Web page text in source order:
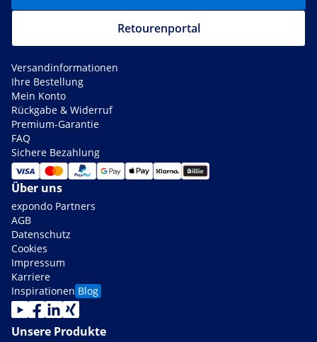
Retourenportal
Versandinformationen
Ihre Bestellung
Mein Konto
Rückgabe & Widerruf
Premium-Garantie
FAQ
Sichere Bezahlung
Über uns
expondo Partners
AGB
Datenschutz
Cookies
Impressum
Karriere
Inspirationen Blog
Unsere Produkte